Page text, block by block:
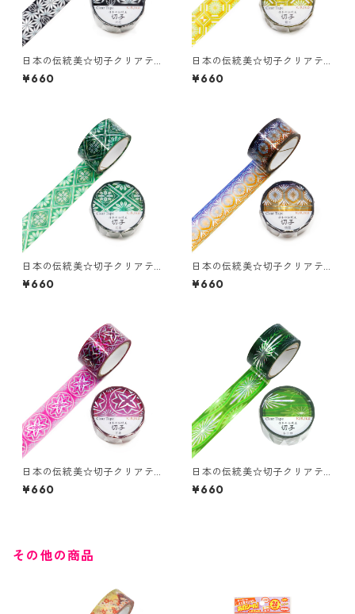
日本の伝統美☆切子クリアテ
ープ☆GR-4106☆六花☆ホロ
グラム箔☆20mm
¥660
日本の伝統美☆切子クリアテ
ープ☆GR-4108☆蜀江☆ホロ
グラム箔☆20mm
¥660
日本の伝統美☆切子クリアテ
ープ☆GR-4103☆花菱☆ホロ
グラム箔☆20mm
¥660
日本の伝統美☆切子クリアテ
ープ☆GR-4104☆綺羅☆ホロ
グラム箔☆20mm
¥660
日本の伝統美☆切子クリアテ
ープ☆GR-4105☆万寿☆ホロ
グラム箔☆20mm
¥660
日本の伝統美☆切子クリアテ
ープ☆GR-4095☆レトロ☆ホ
ログラム箔☆20mm
¥660
その他の商品